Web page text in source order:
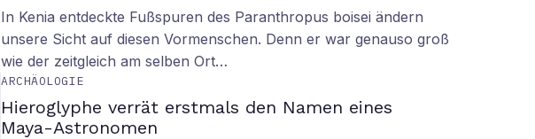
In Kenia entdeckte Fußspuren des Paranthropus boisei ändern
unsere Sicht auf diesen Vormenschen. Denn er war genauso groß
wie der zeitgleich am selben Ort…
ARCHÄOLOGIE
Hieroglyphe verrät erstmals den Namen eines
Maya-Astronomen